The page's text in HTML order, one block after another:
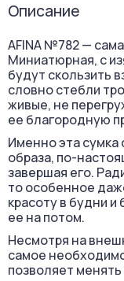
Описание
AFINA №782 —
Миниатюрная, c
будут скользить
словно стебли
живые, не
ее благородную
Именно эта сумка
образа, по-
завершая его.
то особенное
красоту в будни
ее на потом.
Несмотря на
самое
позволяет